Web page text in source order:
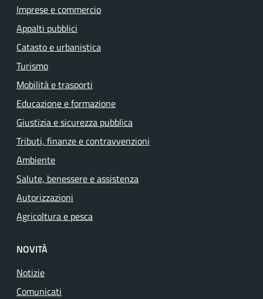
Imprese e commercio
Appalti pubblici
Catasto e urbanistica
Turismo
Mobilità e trasporti
Educazione e formazione
Giustizia e sicurezza pubblica
Tributi, finanze e contravvenzioni
Ambiente
Salute, benessere e assistenza
Autorizzazioni
Agricoltura e pesca
NOVITÀ
Notizie
Comunicati